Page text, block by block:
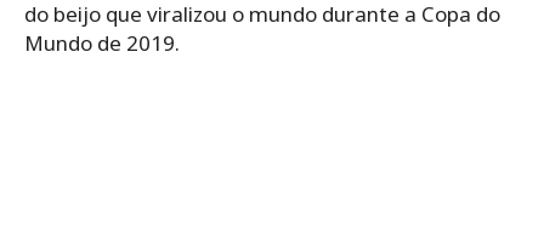
do beijo que viralizou o mundo durante a Copa do
Mundo de 2019.